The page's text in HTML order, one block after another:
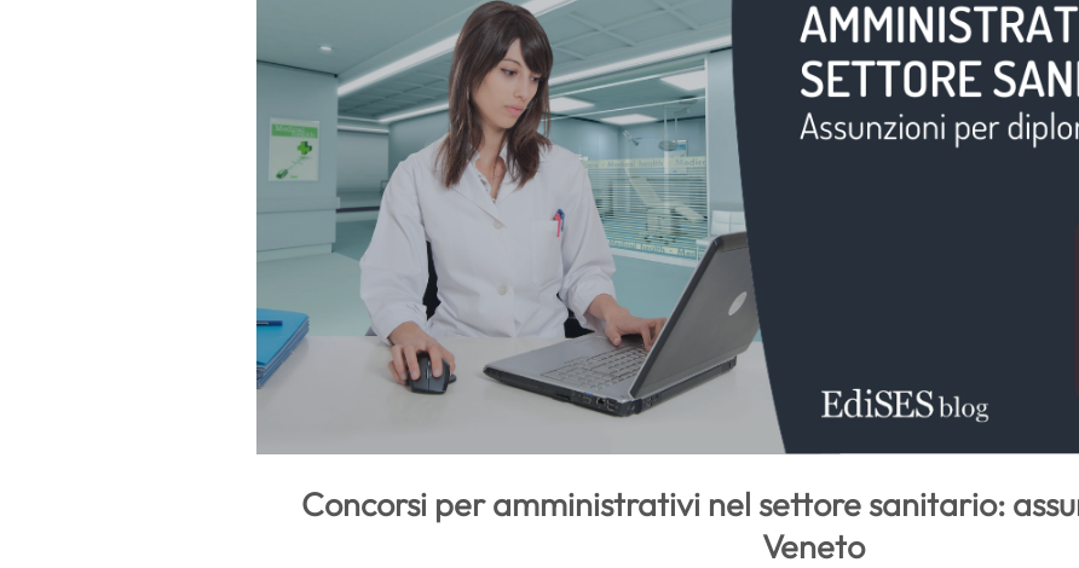
Concorsi per amministrativi nel settore sanitario:
Veneto